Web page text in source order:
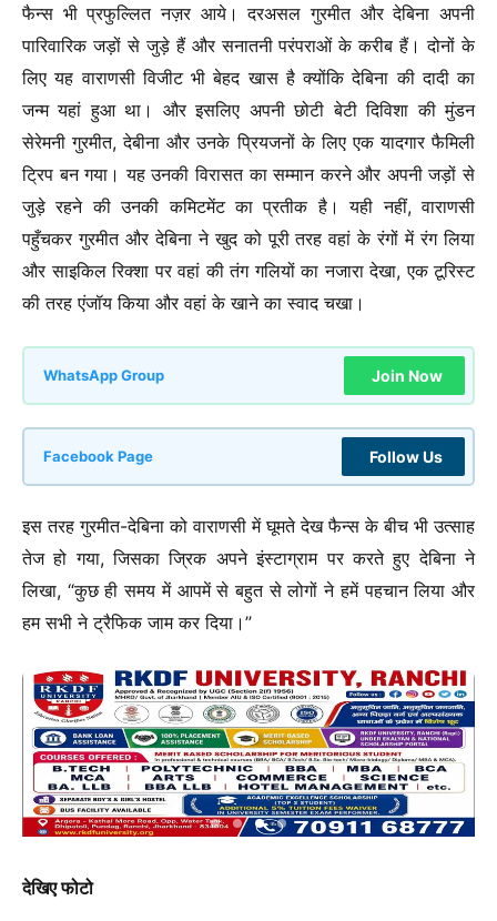
फैन्स भी प्रफुल्लित नज़र आये। दरअसल गुरमीत और देबिना अपनी
पारिवारिक जड़ों से जुड़े हैं और सनातनी परंपराओं के करीब हैं। दोनों के
लिए यह वाराणसी विजीट भी बेहद खास है क्योंकि देबिना की दादी का
जन्म यहां हुआ था। और इसलिए अपनी छोटी बेटी दिविशा की मुंडन
सेरेमनी गुरमीत, देबीना और उनके प्रियजनों के लिए एक यादगार फैमिली
ट्रिप बन गया। यह उनकी विरासत का सम्मान करने और अपनी जड़ों से
जुड़े रहने की उनकी कमिटमेंट का प्रतीक है। यही नहीं, वाराणसी
पहुँचकर गुरमीत और देबिना ने खुद को पूरी तरह वहां के रंगों में रंग लिया
और साइकिल रिक्शा पर वहां की तंग गलियों का नजारा देखा, एक टूरिस्ट
की तरह एंजॉय किया और वहां के खाने का स्वाद चखा।
WhatsApp Group Join Now
Facebook Page Follow Us
इस तरह गुरमीत-देबिना को वाराणसी में घूमते देख फैन्स के बीच भी उत्साह
तेज हो गया, जिसका ज्रिक अपने इंस्टाग्राम पर करते हुए देबिना ने
लिखा, “कुछ ही समय में आपमें से बहुत से लोगों ने हमें पहचान लिया और
हम सभी ने ट्रैफिक जाम कर दिया।”
देखिए फोटो